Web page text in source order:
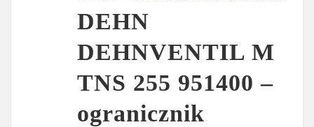
DEHN
DEHNVENTIL M
TNS 255 951400 –
ogranicznik